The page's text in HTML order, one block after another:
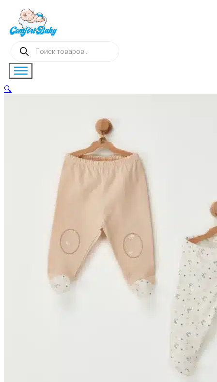
Поиск
товаров
🔍